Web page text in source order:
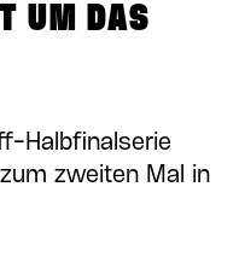
UM DAS
Halbfinalserie
zweiten Mal in